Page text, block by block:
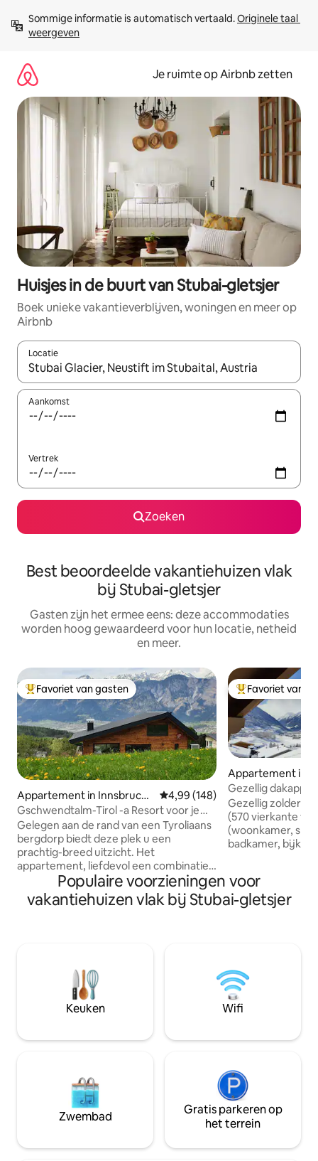
direct
naar
Sommige informatie is automatisch vertaald. Originele taal
weergeven
Je ruimte op Airbnb zetten
Huisjes in de buurt van Stubai-gletsjer
Boek unieke vakantieverblijven, woningen en meer op
Airbnb
Locatie
Wanneer er suggesties beschikbaar zijn, maak je een keuze
Aankomst
Vertrek
Zoeken
Best beoordeelde vakantiehuizen vlak
bij Stubai-gletsjer
Gasten zijn het ermee eens: deze accommodaties
worden hoog gewaardeerd voor hun locatie, netheid
en meer.
Topfavoriet van gasten
Favoriet van gasten
Appartement in Innsbruck-
Land
Gemiddelde beoordeling van
4,99 (148)
Gschwendtalm-Tirol -a Resort voor je
Take-Time
Gelegen aan de rand van een Tyroliaans
bergdorp biedt deze plek u een
prachtig-breed uitzicht. Het
appartement, liefdevol een combinatie
van traditie en moderniteit, zal je laten
kalmeren en je batterijen onmiddellijk
opladen. Een nabijgelegen kabelbaan
zich thuis voelen. WIFI, tv, BT-boxen,
parkeerplaats zijn gratis beschikbaar;
voor de sauna nemen we een kleine
vergoeding. De keuken is goed uitgerust
Topfavoriet van
Favoriet van
Appartement in
baital
Gezellig
fantastisch
Gezellig
(570 vierkante
(woonkamer,
badkamer,
supermarkt op 7
bergafwaarts;
gelegenheid
partnerbedrijf
Populaire voorzieningen voor
vakantiehuizen vlak bij Stubai-gletsjer
Keuken Wifi
Zwembad
Gratis parkeren op
het terrein